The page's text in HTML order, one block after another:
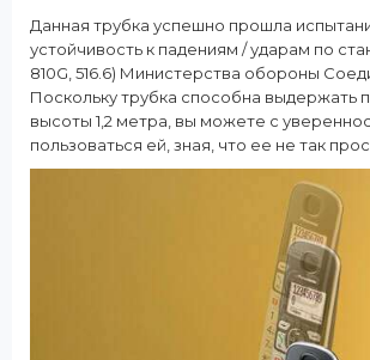
Данная трубка успешно прошла
устойчивость к падениям / ударам по
810G, 516.6) Министерства обороны
Поскольку трубка способна выдержать
высоты 1,2 метра, вы можете с
пользоваться ей, зная, что ее не так